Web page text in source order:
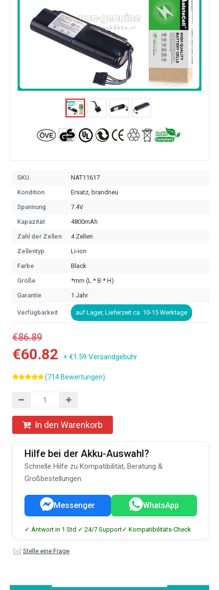
SKU
NAT11617
Kondition
Ersatz, brandneu
Spannung
7.4V
Kapazität
4800mAh
Zahl der Zellen
4 Zellen
Zellentyp
Li-ion
Farbe
Black
Größe
*mm (L * B * H)
Garantie
1 Jahr
Verfügbarkeit auf Lager, Lieferzeit ca. 10-15 Werktage
€86.89
€60.82 + €1.59 Versandgebühr
(714 Bewertungen)
In den Warenkorb
Hilfe bei der Akku-Auswahl?
Schnelle Hilfe zu Kompatibilität, Beratung &
Großbestellungen.
Messenger WhatsApp
✓ Antwort in 1 Std.✓ 24/7 Support✓ Kompatibilitäts-Check
Stelle eine Frage